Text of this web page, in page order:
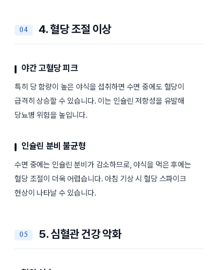
4. 혈당 조절 이상
야간 고혈당 피크
특히 당 함량이 높은 야식을 섭취하면 수면 중에도 혈당이
급격히 상승할 수 있습니다. 이는 인슐린 저항성을 유발해
당뇨병 위험을 높입니다.
인슐린 분비 불균형
수면 중에는 인슐린 분비가 감소하므로, 야식을 먹은 후에는
혈당 조절이 더욱 어렵습니다. 아침 기상 시 혈당 스파이크
현상이 나타날 수 있습니다.
5. 심혈관 건강 악화